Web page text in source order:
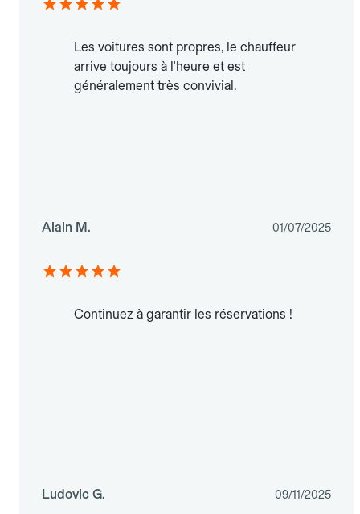
Les voitures sont propres, le chauffeur
arrive toujours à l'heure et est
généralement très convivial.
Alain M. 01/07/2025
Continuez à garantir les réservations !
Ludovic G. 09/11/2025